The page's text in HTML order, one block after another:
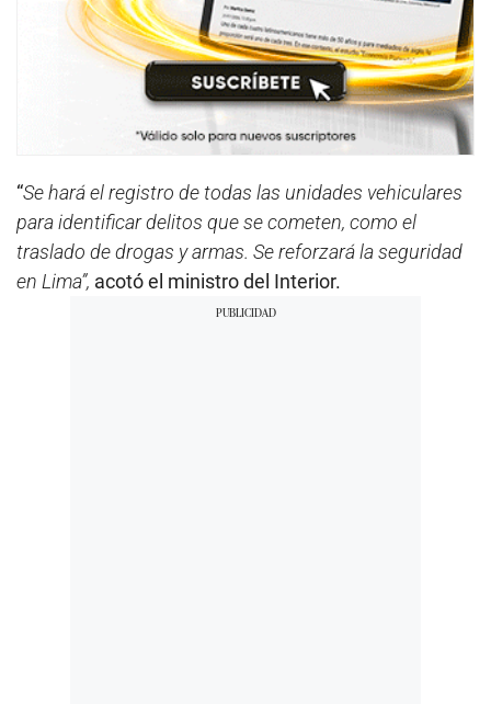
“Se hará el registro de todas las unidades vehiculares
para identificar delitos que se cometen, como el
traslado de drogas y armas. Se reforzará la seguridad
en Lima”, acotó el ministro del Interior.